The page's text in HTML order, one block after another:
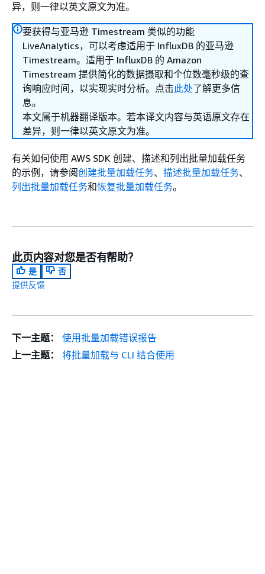
异，则一律以英文原文为准。
要获得与亚马逊 Timestream 类似的功能
LiveAnalytics，可以考虑适用于 InfluxDB 的亚马逊
Timestream。适用于 InfluxDB 的 Amazon
Timestream 提供简化的数据摄取和个位数毫秒级的查
询响应时间，以实现实时分析。点击此处了解更多信
息。
本文属于机器翻译版本。若本译文内容与英语原文存在
差异，则一律以英文原文为准。
有关如何使用 AWS SDK 创建、描述和列出批量加载任务
的示例，请参阅创建批量加载任务、 描述批量加载任务、
列出批量加载任务和恢复批量加载任务。
此页内容对您是否有帮助？
是
否
提供反馈
下一主题：
使用批量加载错误报告
上一主题：
将批量加载与 CLI 结合使用